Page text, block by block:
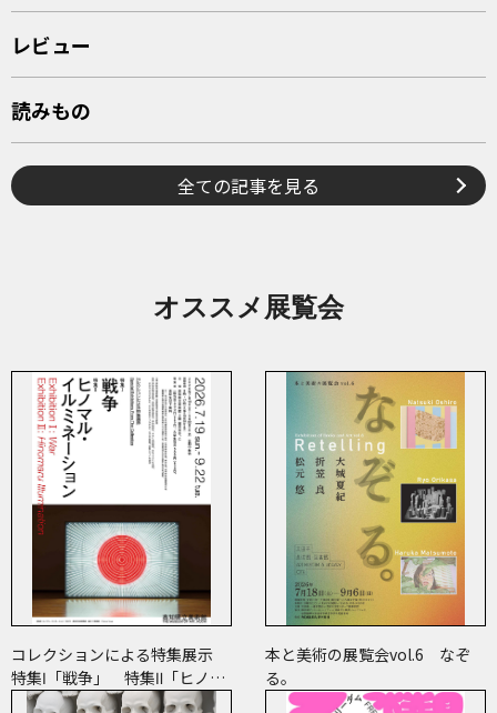
レビュー
読みもの
全ての記事を見る
オススメ展覧会
コレクションによる特集展示
特集Ⅰ「戦争」 特集Ⅱ「ヒノマ
ル・イルミネーション」
本と美術の展覧会vol.6 なぞ
る。